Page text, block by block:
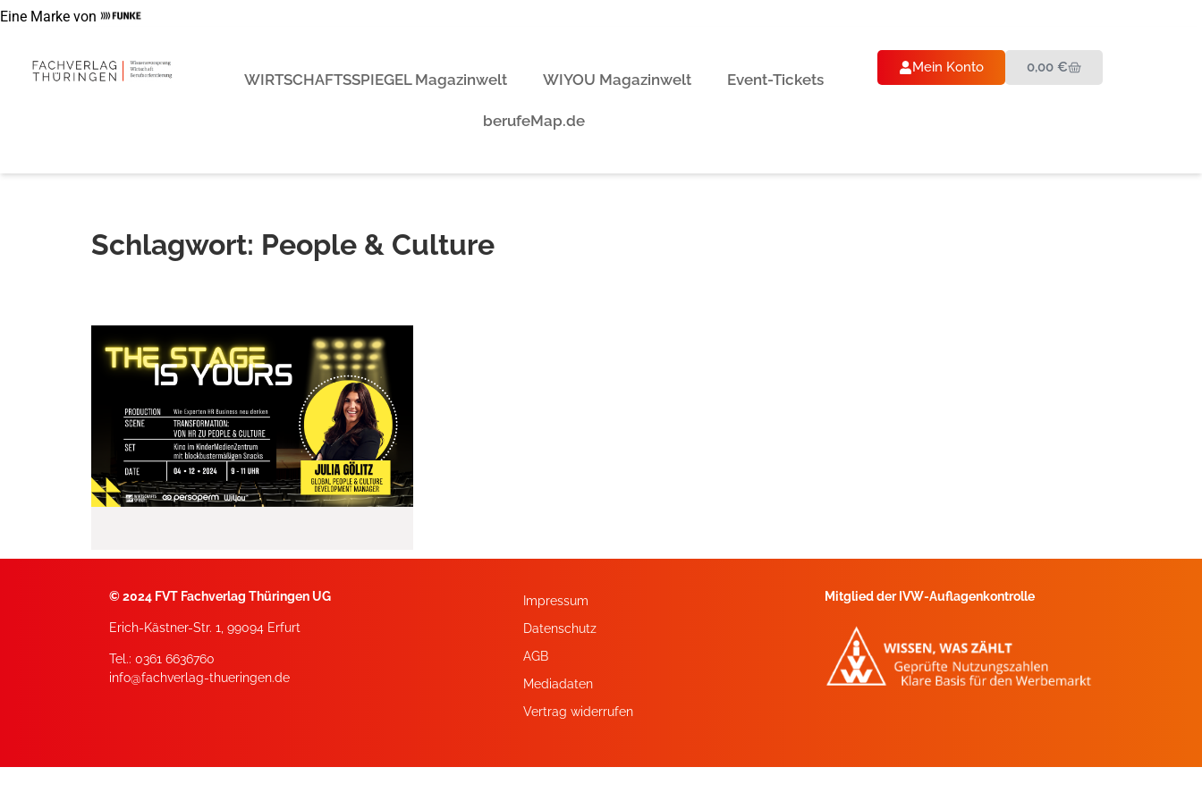
Eine Marke von
WIRTSCHAFTSSPIEGEL Magazinwelt WIYOU Magazinwelt Event-Tickets
berufeMap.de
Mein Konto 0,00€
Schlagwort: People & Culture
©2024 FVT Fachverlag Thüringen UG
Erich-Kästner-Str. 1, 99094 Erfurt
Tel.: 0361 6636760
info@fachverlag-thueringen.de
Impressum
Datenschutz
AGB
Mediadaten
Vertrag widerrufen
Mitglied der IVW-Auflagenkontrolle